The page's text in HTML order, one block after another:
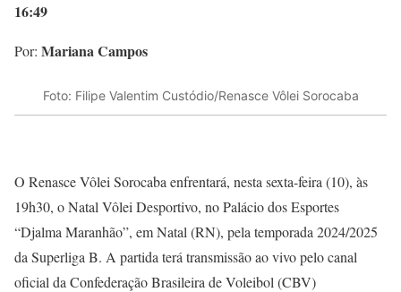
16:49
Por: Mariana Campos
Foto: Filipe Valentim Custódio/Renasce Vôlei Sorocaba
O Renasce Vôlei Sorocaba enfrentará, nesta sexta-feira (10), às
19h30, o Natal Vôlei Desportivo, no Palácio dos Esportes
“Djalma Maranhão”, em Natal (RN), pela temporada 2024/2025
da Superliga B. A partida terá transmissão ao vivo pelo canal
oficial da Confederação Brasileira de Voleibol (CBV)